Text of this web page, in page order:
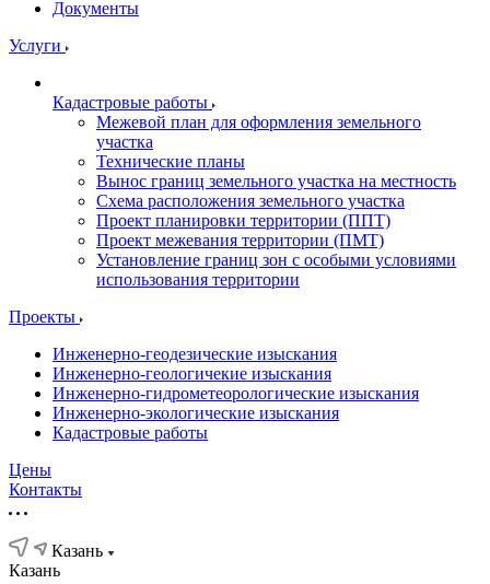
Документы
Услуги
Кадастровые работы
Межевой план для оформления земельного
участка
Технические планы
Вынос границ земельного участка на местность
Схема расположения земельного участка
Проект планировки территории (ППТ)
Проект межевания территории (ПМТ)
Установление границ зон с особыми условиями
использования территории
Проекты
Инженерно-геодезические изыскания
Инженерно-геологичекие изыскания
Инженерно-гидрометеорологические изыскания
Инженерно-экологические изыскания
Кадастровые работы
Цены
Контакты
Казань
Казань